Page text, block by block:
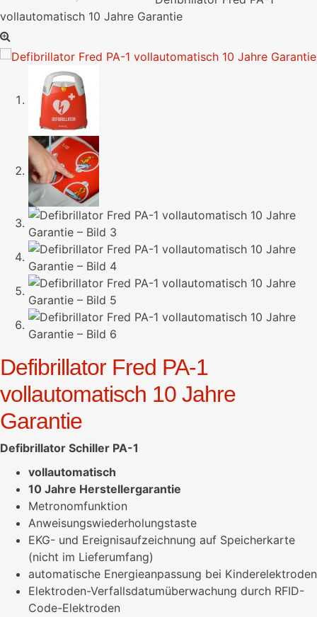
vollautomatisch 10 Jahre Garantie
Defibrillator Fred PA-1
vollautomatisch 10 Jahre
Garantie
Defibrillator Schiller PA-1
vollautomatisch
10 Jahre Herstellergarantie
Metronomfunktion
Anweisungswiederholungstaste
EKG- und Ereignisaufzeichnung auf Speicherkarte
(nicht im Lieferumfang)
automatische Energieanpassung bei Kinderelektroden
Elektroden-Verfallsdatumüberwachung durch RFID-
Code-Elektroden